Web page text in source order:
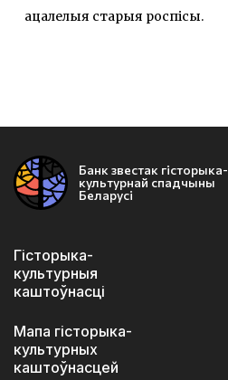
ацалелыя старыя роспісы.
Банк звестак гісторыка-
культурнай спадчыны
Беларусі
Гісторыка-
культурныя
каштоўнасці
Мапа гісторыка-
культурных
каштоўнасцей